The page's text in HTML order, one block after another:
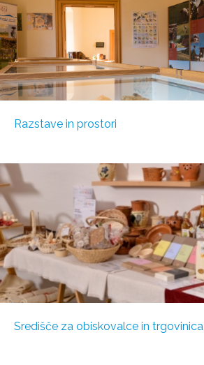
Razstave in prostori
Središče za obiskovalce in trgovinica